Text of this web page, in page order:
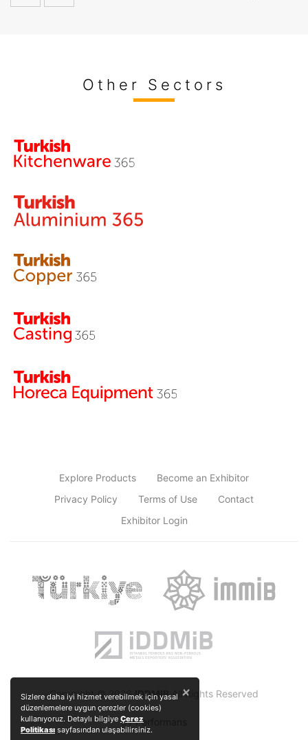
Other Sectors
Explore Products
Become an Exhibitor
Privacy Policy
Terms of Use
Contact
Exhibitor Login
Copyright © 2026IDDMIBAll Rights Reserved
byPerformans
×
Sizlere daha iyi hizmet verebilmek için yasal
düzenlemelere uygun çerezler (cookies)
kullanıyoruz. Detaylı bilgiye Çerez
Politikası sayfasından ulaşabilirsiniz.